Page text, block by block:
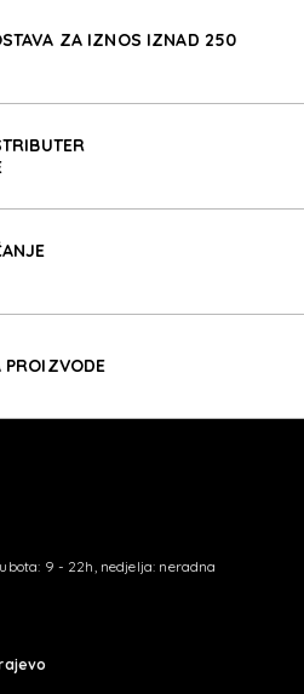
ZA IZNOS IZNAD 250
PROIZVODE
9 - 22h, nedjelja: neradna